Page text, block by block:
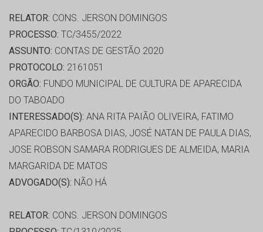
RELATOR: CONS. JERSON DOMINGOS
PROCESSO: TC/3455/2022
ASSUNTO: CONTAS DE GESTÃO 2020
PROTOCOLO: 2161051
ORGÃO: FUNDO MUNICIPAL DE CULTURA DE APARECIDA
DO TABOADO
INTERESSADO(S): ANA RITA PAIÃO OLIVEIRA, FATIMO
APARECIDO BARBOSA DIAS, JOSÉ NATAN DE PAULA DIAS,
JOSE ROBSON SAMARA RODRIGUES DE ALMEIDA, MARIA
MARGARIDA DE MATOS
ADVOGADO(S): NÃO HÁ
RELATOR: CONS. JERSON DOMINGOS